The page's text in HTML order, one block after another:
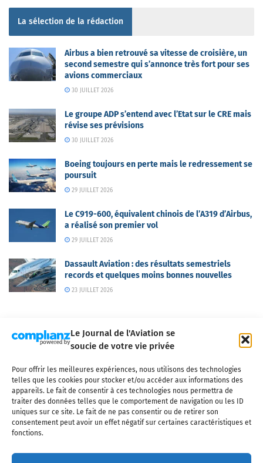
Le Journal de l'Aviation se
soucie de votre vie privée
Pour offrir les meilleures expériences, nous utilisons des technologies
telles que les cookies pour stocker et/ou accéder aux informations des
appareils. Le fait de consentir à ces technologies nous permettra de
traiter des données telles que le comportement de navigation ou les ID
uniques sur ce site. Le fait de ne pas consentir ou de retirer son
consentement peut avoir un effet négatif sur certaines caractéristiques et
fonctions.
La sélection de la rédaction
Airbus a bien retrouvé sa vitesse de croisière, un
second semestre qui s’annonce très fort pour ses
avions commerciaux
30 JUILLET 2026
Le groupe ADP s’entend avec l’Etat sur le CRE mais
révise ses prévisions
30 JUILLET 2026
Boeing toujours en perte mais le redressement se
poursuit
29 JUILLET 2026
Le C919-600, équivalent chinois de l’A319 d’Airbus,
a réalisé son premier vol
29 JUILLET 2026
Dassault Aviation : des résultats semestriels
records et quelques moins bonnes nouvelles
23 JUILLET 2026
Qui sommes-nous ? Nous contacter
Partenaires
Mentions légales
CGV Politique de confidentialité Cookies